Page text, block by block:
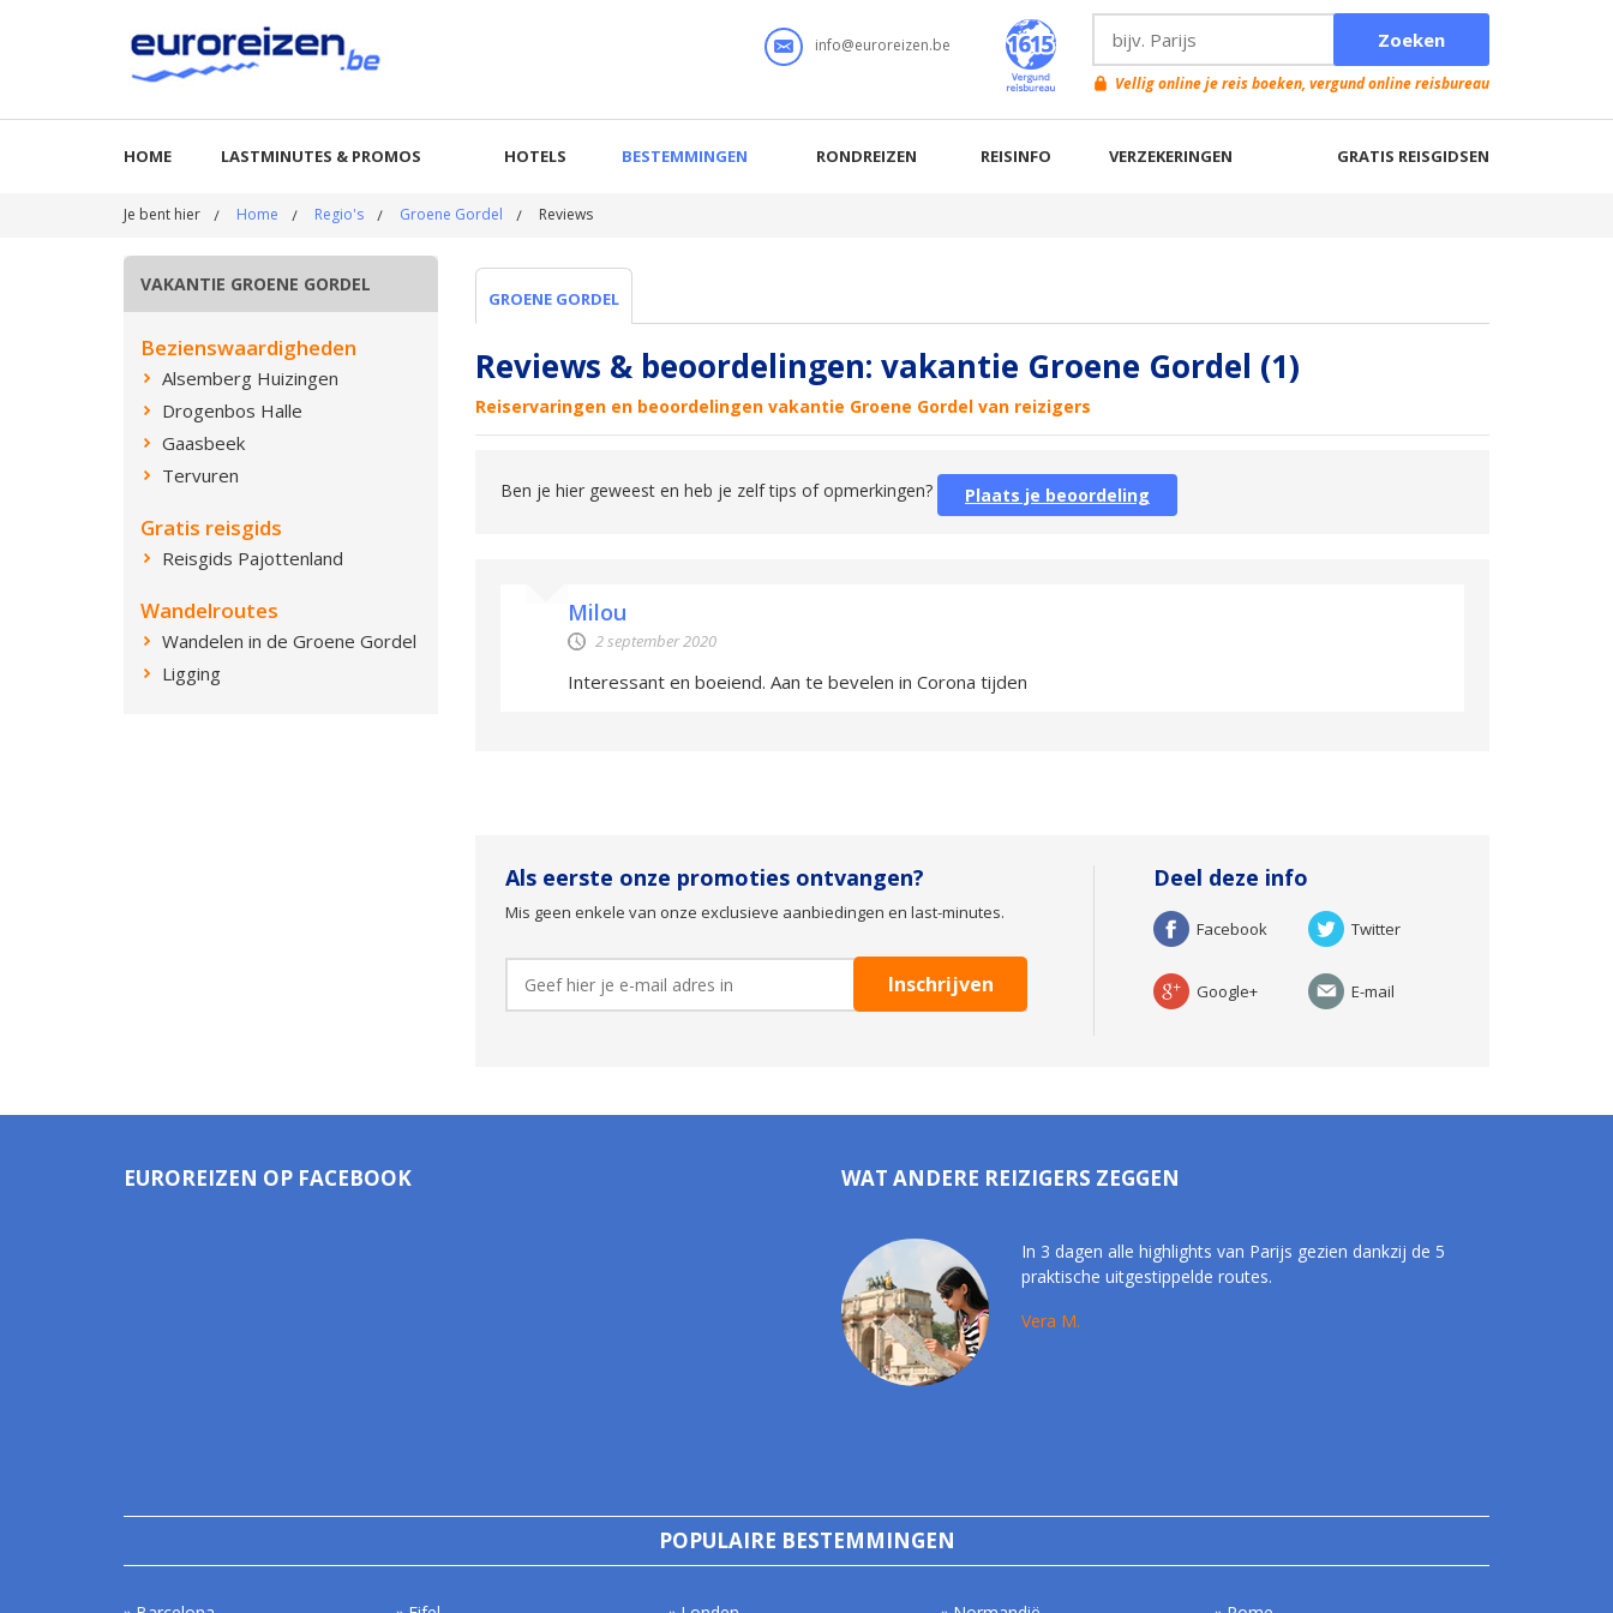
info@euroreizen.be
Vellig online je reis boeken, vergund online reisbureau
HOME LASTMINUTES & PROMOS HOTELS BESTEMMINGEN RONDREIZEN REISINFO VERZEKERINGEN GRATIS REISGIDSEN
Je bent hier Home Regio's Groene Gordel Reviews
VAKANTIE GROENE GORDEL
Bezienswaardigheden
Alsemberg Huizingen
Drogenbos Halle
Gaasbeek
Tervuren
Gratis reisgids
Reisgids Pajottenland
Wandelroutes
Wandelen in de Groene Gordel
Ligging
GROENE GORDEL
Reviews & beoordelingen: vakantie Groene Gordel (1)
Reiservaringen en beoordelingen vakantie Groene Gordel van reizigers
Ben je hier geweest en heb je zelf tips of opmerkingen? Plaats je beoordeling
Milou
2 september 2020
Interessant en boeiend. Aan te bevelen in Corona tijden
Als eerste onze promoties ontvangen?
Mis geen enkele van onze exclusieve aanbiedingen en last-minutes.
Deel deze info
Facebook Twitter
Google+ E-mail
EUROREIZEN OP FACEBOOK WAT ANDERE REIZIGERS ZEGGEN
In 3 dagen alle highlights van Parijs gezien dankzij de 5
praktische uitgestippelde routes.
Vera M.
POPULAIRE BESTEMMINGEN